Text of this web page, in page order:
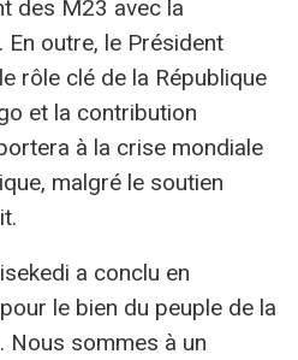
des M23 avec la
outre, le Président
rôle clé de la République
et la contribution
à la crise mondiale
malgré le soutien
a conclu en
le bien du peuple de la
Nous sommes à un